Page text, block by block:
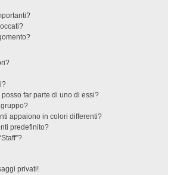
far parte di uno di essi?
appaiono in colori differenti?
predefinito?
privati!